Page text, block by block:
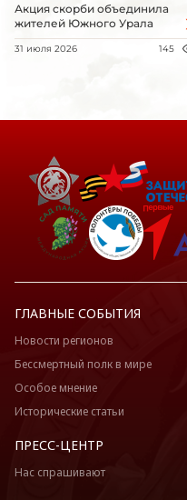
Акция скорби объединила
жителей Южного Урала
31 июля 2026 145
ГЛАВНЫЕ СОБЫТИЯ
Новости регионов
Бессмертный полк в мире
Особое мнение
Исторические статьи
ПРЕСС-ЦЕНТР
Нас спрашивают